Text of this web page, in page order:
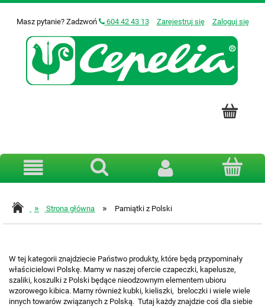
Masz pytanie? Zadzwoń 604 42 43 13 Zarejestruj się Zaloguj się
» Strona główna » Pamiątki z Polski
W tej kategorii znajdziecie Państwo produkty, które będą przypominały
właścicielowi Polskę. Mamy w naszej ofercie czapeczki, kapelusze,
szaliki, koszulki z Polski będące nieodzownym elementem ubioru
wzorowego kibica. Mamy również kubki, kieliszki, breloczki i wiele wiele
innych towarów związanych z Polską. Tutaj każdy znajdzie coś dla siebie